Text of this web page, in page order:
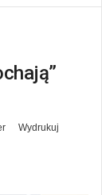
Wydrukuj